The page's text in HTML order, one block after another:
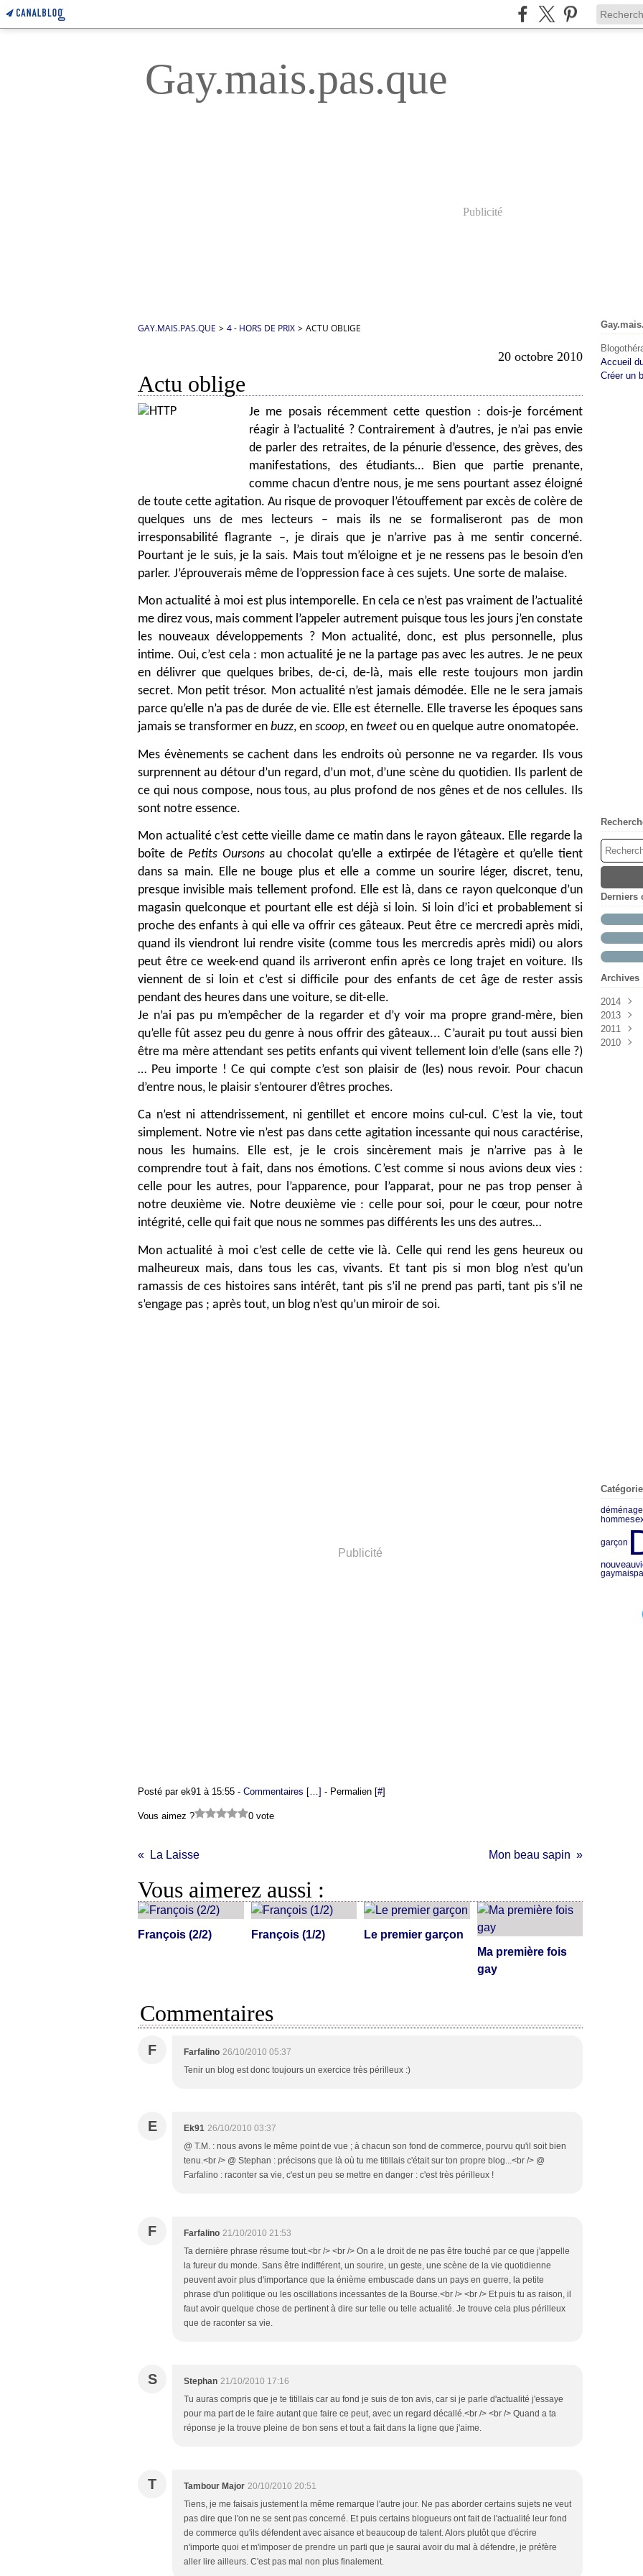
Gay.mais.pas.que
Publicité
GAY.MAIS.PAS.QUE > 4 - HORS DE PRIX > ACTU OBLIGE
20 octobre 2010
Actu oblige
Je me posais récemment cette question : dois-je forcément
réagir à l’actualité ? Contrairement à d’autres, je n’ai pas envie
de parler des retraites, de la pénurie d’essence, des grèves, des
manifestations, des étudiants… Bien que partie prenante,
comme chacun d’entre nous, je me sens pourtant assez éloigné
de toute cette agitation. Au risque de provoquer l’étouffement par excès de colère de
quelques uns de mes lecteurs – mais ils ne se formaliseront pas de mon
irresponsabilité flagrante –, je dirais que je n’arrive pas à me sentir concerné.
Pourtant je le suis, je la sais. Mais tout m’éloigne et je ne ressens pas le besoin d’en
parler. J’éprouverais même de l’oppression face à ces sujets. Une sorte de malaise.
Mon actualité à moi est plus intemporelle. En cela ce n’est pas vraiment de l’actualité
me direz vous, mais comment l’appeler autrement puisque tous les jours j’en constate
les nouveaux développements ? Mon actualité, donc, est plus personnelle, plus
intime. Oui, c’est cela : mon actualité je ne la partage pas avec les autres. Je ne peux
en délivrer que quelques bribes, de-ci, de-là, mais elle reste toujours mon jardin
secret. Mon petit trésor. Mon actualité n’est jamais démodée. Elle ne le sera jamais
parce qu’elle n’a pas de durée de vie. Elle est éternelle. Elle traverse les époques sans
jamais se transformer en buzz, en scoop, en tweet ou en quelque autre onomatopée.
Mes évènements se cachent dans les endroits où personne ne va regarder. Ils vous
surprennent au détour d’un regard, d’un mot, d’une scène du quotidien. Ils parlent de
ce qui nous compose, nous tous, au plus profond de nos gênes et de nos cellules. Ils
sont notre essence.
Mon actualité c’est cette vieille dame ce matin dans le rayon gâteaux. Elle regarde la
boîte de Petits Oursonsau chocolat qu’elle a extirpée de l’étagère et qu’elle tient
dans sa main. Elle ne bouge plus et elle a comme un sourire léger, discret, tenu,
presque invisible mais tellement profond. Elle est là, dans ce rayon quelconque d’un
magasin quelconque et pourtant elle est déjà si loin. Si loin d’ici et probablement si
proche des enfants à qui elle va offrir ces gâteaux. Peut être ce mercredi après midi,
quand ils viendront lui rendre visite (comme tous les mercredis après midi) ou alors
peut être ce week-end quand ils arriveront enfin après ce long trajet en voiture. Ils
viennent de si loin et c’est si difficile pour des enfants de cet âge de rester assis
pendant des heures dans une voiture, se dit-elle.
Je n’ai pas pu m’empêcher de la regarder et d’y voir ma propre grand-mère, bien
qu’elle fût assez peu du genre à nous offrir des gâteaux... C’aurait pu tout aussi bien
être ma mère attendant ses petits enfants qui vivent tellement loin d’elle (sans elle ?)
… Peu importe ! Ce qui compte c’est son plaisir de (les) nous revoir. Pour chacun
d’entre nous, le plaisir s’entourer d’êtres proches.
Ca n’est ni attendrissement, ni gentillet et encore moins cul-cul. C’est la vie, tout
simplement. Notre vie n’est pas dans cette agitation incessante qui nous caractérise,
nous les humains. Elle est, je le crois sincèrement mais je n’arrive pas à le
comprendre tout à fait, dans nos émotions. C’est comme si nous avions deux vies :
celle pour les autres, pour l’apparence, pour l’apparat, pour ne pas trop penser à
notre deuxième vie. Notre deuxième vie : celle pour soi, pour le cœur, pour notre
intégrité, celle qui fait que nous ne sommes pas différents les uns des autres…
Mon actualité à moi c’est celle de cette vie là. Celle qui rend les gens heureux ou
malheureux mais, dans tous les cas, vivants. Et tant pis si mon blog n’est qu’un
ramassis de ces histoires sans intérêt, tant pis s’il ne prend pas parti, tant pis s’il ne
s’engage pas ; après tout, un blog n’est qu’un miroir de soi.
Publicité
Posté par ek91 à 15:55 - Commentaires [ ] - Permalien [#]
Vous aimez ? 0 vote
La Laisse Mon beau sapin
Vous aimerez aussi :
François (2/2) François (1/2)
Le premier garçon
Ma première fois
gay
Commentaires
F Farfalino 26/10/2010 05:37
Tenir un blog est donc toujours un exercice très périlleux :)
E Ek91 26/10/2010 03:37
@ T.M. : nous avons le même point de vue ; à chacun son fond de commerce, pourvu qu'il soit bien
tenu.<br /> @ Stephan : précisons que là où tu me titillais c'était sur ton propre blog...<br /> @
Farfalino : raconter sa vie, c'est un peu se mettre en danger : c'est très périlleux !
F Farfalino 21/10/2010 21:53
Ta dernière phrase résume tout.<br /> <br /> On a le droit de ne pas être touché par ce que j'appelle
la fureur du monde. Sans être indifférent, un sourire, un geste, une scène de la vie quotidienne
peuvent avoir plus d'importance que la énième embuscade dans un pays en guerre, la petite
phrase d'un politique ou les oscillations incessantes de la Bourse.<br /> <br /> Et puis tu as raison, il
faut avoir quelque chose de pertinent à dire sur telle ou telle actualité. Je trouve cela plus périlleux
que de raconter sa vie.
S Stephan 21/10/2010 17:16
Tu auras compris que je te titillais car au fond je suis de ton avis, car si je parle d'actualité j'essaye
pour ma part de le faire autant que faire ce peut, avec un regard décallé.<br /> <br /> Quand a ta
réponse je la trouve pleine de bon sens et tout a fait dans la ligne que j'aime.
T Tambour Major 20/10/2010 20:51
Tiens, je me faisais justement la même remarque l'autre jour. Ne pas aborder certains sujets ne veut
pas dire que l'on ne se sent pas concerné. Et puis certains blogueurs ont fait de l'actualité leur fond
de commerce qu'ils défendent avec aisance et beaucoup de talent. Alors plutôt que d'écrire
n'importe quoi et m'imposer de prendre un parti que je saurai avoir du mal à défendre, je préfère
aller lire ailleurs. C'est pas mal non plus finalement.
Accueil
Créer un
Derniers
Archives
2014
Mai(1)
Avril
2013
Octobre
2011
Août
2010
homme
garçon
nouveau